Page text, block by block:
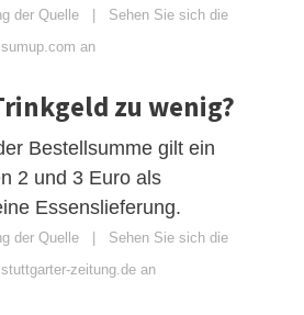
der Quelle | Sehen Sie sich die
an
zu wenig?
Bestellsumme gilt ein
2 und 3 Euro als
Essenslieferung.
der Quelle | Sehen Sie sich die
zeitung.de an